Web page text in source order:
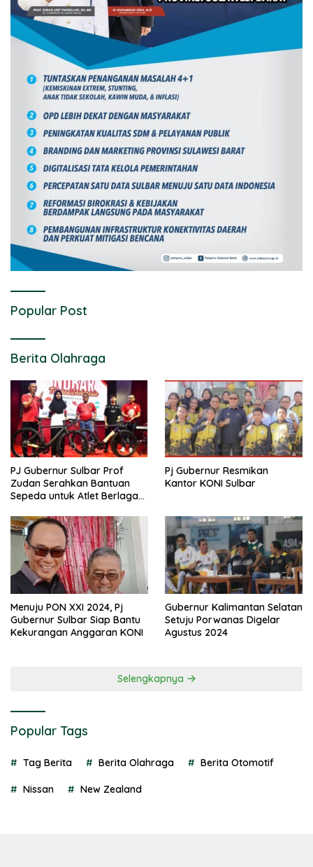
Popular Post
Berita Olahraga
PJ Gubernur Sulbar Prof
Zudan Serahkan Bantuan
Sepeda untuk Atlet Berlaga
Pj Gubernur Resmikan
Kantor KONI Sulbar
Menuju PON XXI 2024, Pj
Gubernur Sulbar Siap Bantu
Kekurangan Anggaran KONI
Gubernur Kalimantan Selatan
Setuju Porwanas Digelar
Agustus 2024
Selengkapnya
Popular Tags
Tag Berita Berita Olahraga Berita Otomotif
Nissan New Zealand